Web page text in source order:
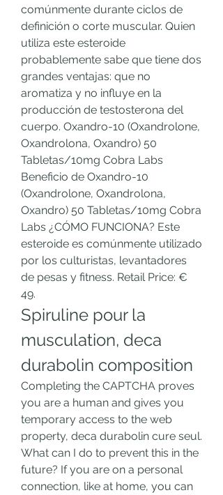
comúnmente durante ciclos de
definición o corte muscular. Quien
utiliza este esteroide
probablemente sabe que tiene dos
grandes ventajas: que no
aromatiza y no influye en la
producción de testosterona del
cuerpo. Oxandro-10 (Oxandrolone,
Oxandrolona, Oxandro) 50
Tabletas/10mg Cobra Labs
Beneficio de Oxandro-10
(Oxandrolone, Oxandrolona,
Oxandro) 50 Tabletas/10mg Cobra
Labs ¿CÓMO FUNCIONA? Este
esteroide es comúnmente utilizado
por los culturistas, levantadores
de pesas y fitness. Retail Price: €
49.
Spiruline pour la
musculation, deca
durabolin composition
Completing the CAPTCHA proves
you are a human and gives you
temporary access to the web
property, deca durabolin cure seul.
What can I do to prevent this in the
future? If you are on a personal
connection, like at home, you can